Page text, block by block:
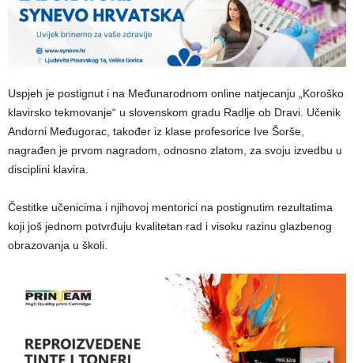
Uspjeh je postignut i na Međunarodnom online natjecanju „Koroško
klavirsko tekmovanje“ u slovenskom gradu Radlje ob Dravi. Učenik
Andorni Međugorac, također iz klase profesorice Ive Šorše,
nagrađen je prvom nagradom, odnosno zlatom, za svoju izvedbu u
disciplini klavira.
Čestitke učenicima i njihovoj mentorici na postignutim rezultatima
koji još jednom potvrđuju kvalitetan rad i visoku razinu glazbenog
obrazovanja u školi.